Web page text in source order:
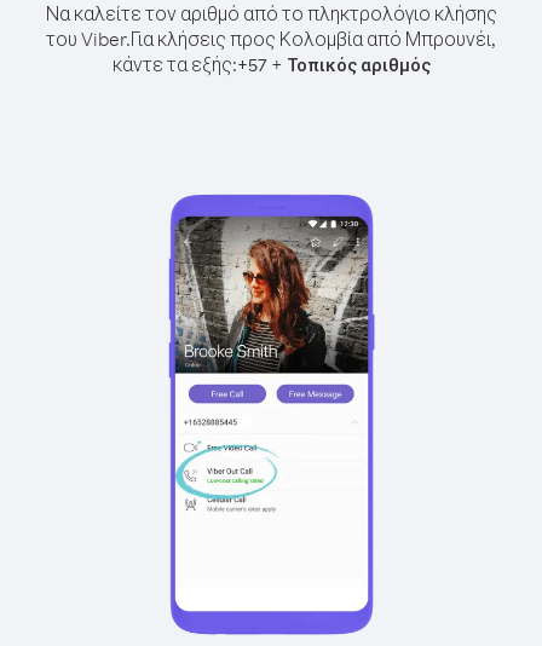
Να καλείτε τον αριθμό από το πληκτρολόγιο κλήσης
του Viber.Για κλήσεις προς Κολομβία από Μπρουνέι,
κάντε τα εξής:+57+ Τοπικός αριθμός